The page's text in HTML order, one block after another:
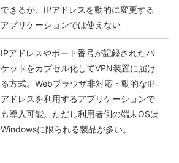
できるが、IPアドレスを動的に変更する
アプリケーションでは使えない
IPアドレスやポート番号が記録されたパ
ケットをカプセル化してVPN装置に届け
る方式。Webブラウザ非対応・動的なIP
アドレスを利用するアプリケーションで
も導入可能。ただし利用者側の端末OSは
Windowsに限られる製品が多い。